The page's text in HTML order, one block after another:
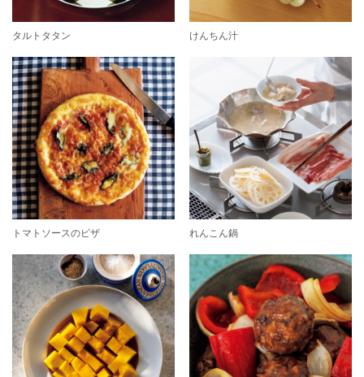
タルトタタン けんちん汁
トマトソースのピザ れんこん鍋